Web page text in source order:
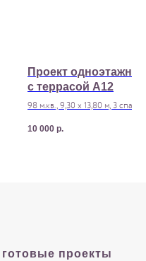
Проект
с террасой A12
98 м.кв., 9,30 х 13,80 м, 3
10 000 р.
готовые проекты